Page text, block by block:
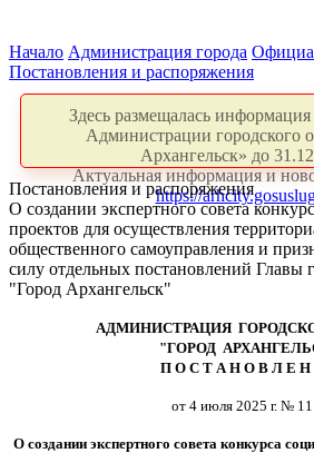
Начало Администрация города
Постановления и распоряжения
Здесь размещалась информация
Администрации городского
Архангельск» до
Актуальная информация и
https://
Постановления и распоряжения
О создании экспертного совета
проектов для осуществления
общественного самоуправления и
силу отдельных постановлений Главы
"Город Архангельск"
АДМИНИСТРАЦИЯ
"ГОРОД
П О С Т А Н О В Л Е Н
от 4 июля 2025 г. №
О создании экспертного совета конкурса